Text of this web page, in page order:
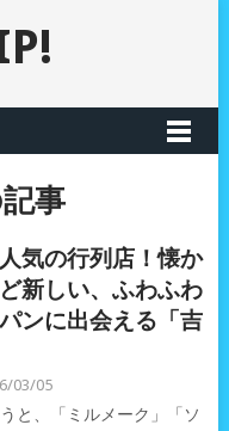
事
気の行列店！懐か
新しい、ふわふわ
ンに出会える「吉
03/05
と、「ミルメーク」「ソ